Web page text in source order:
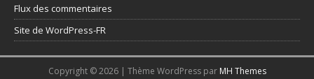
Flux des commentaires
Site de WordPress-FR
Copyright © 2026 | Thème WordPress par MH Themes